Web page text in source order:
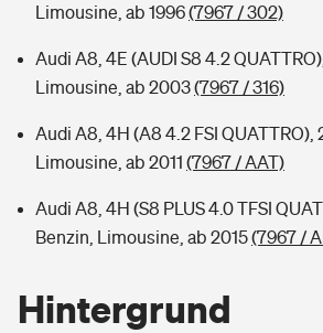
Limousine, ab 1996(7967 / 302)
Audi A8, 4E (AUDI S8 4.2
Limousine, ab 2003(7967 / 316)
Audi A8, 4H (A8 4.2 FSI QUATTRO),
Limousine, ab 2011 (7967 / AAT)
Audi A8, 4H (S8 PLUS 4.0 TFSI
Benzin, Limousine, ab 2015(7967 /
Hintergrund